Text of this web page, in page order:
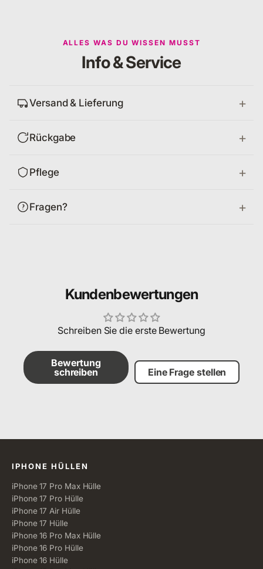
ALLES WAS DU WISSEN MUSST
Info & Service
Versand & Lieferung
Rückgabe
Pflege
Fragen?
Kundenbewertungen
Schreiben Sie die erste Bewertung
Bewertung
schreiben
Eine Frage stellen
Alle Kategorien
IPHONE HÜLLEN
iPhone 17 Pro Max Hülle
iPhone 17 Pro Hülle
iPhone 17 Air Hülle
iPhone 17 Hülle
iPhone 16 Pro Max Hülle
iPhone 16 Pro Hülle
iPhone 16 Hülle